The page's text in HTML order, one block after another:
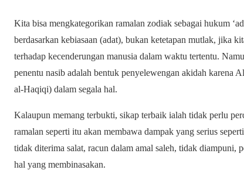
Kita bisa mengkategorikan ramalan zodiak sebagai hukum
berdasarkan kebiasaan (adat), bukan ketetapan mutlak, jika
terhadap kecenderungan manusia dalam waktu tertentu.
penentu nasib adalah bentuk penyelewengan akidah karena
al-Haqiqi) dalam segala hal.
Kalaupun memang terbukti, sikap terbaik ialah tidak perlu
ramalan seperti itu akan membawa dampak yang serius
tidak diterima salat, racun dalam amal saleh, tidak diampuni,
hal yang membinasakan.